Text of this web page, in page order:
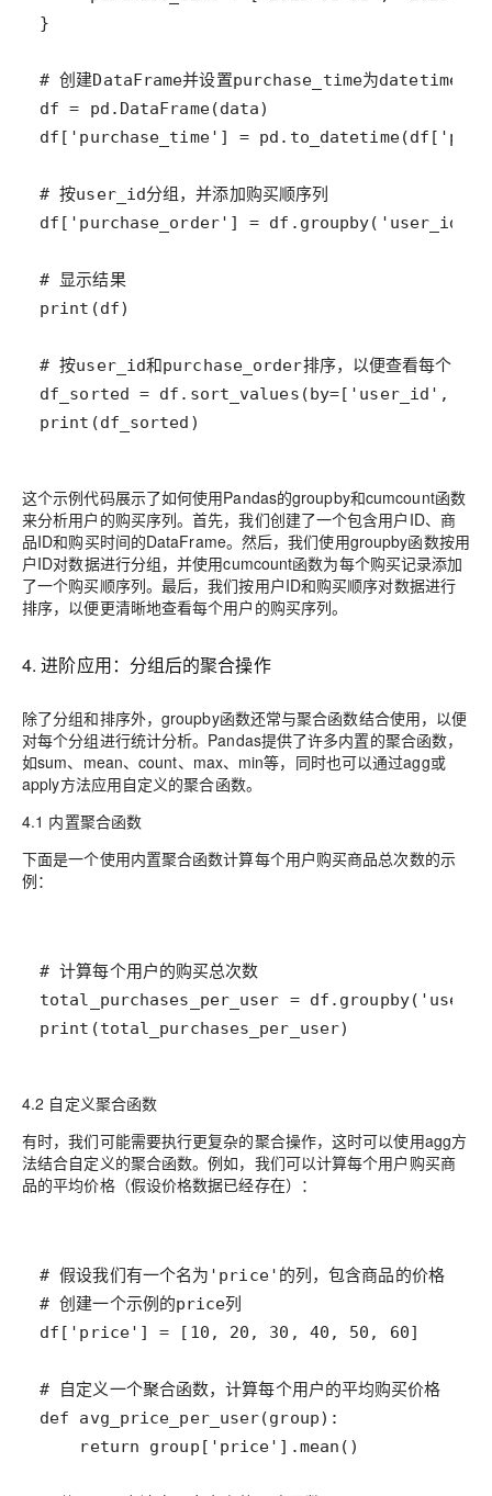
print(df_sorted)
这个示例代码展示了如何使用Pandas的groupby和cumcount函数
来分析用户的购买序列。首先，我们创建了一个包含用户ID、商
品ID和购买时间的DataFrame。然后，我们使用groupby函数按用
户ID对数据进行分组，并使用cumcount函数为每个购买记录添加
了一个购买顺序列。最后，我们按用户ID和购买顺序对数据进行
排序，以便更清晰地查看每个用户的购买序列。
4. 进阶应用：分组后的聚合操作
除了分组和排序外，groupby函数还常与聚合函数结合使用，以便
对每个分组进行统计分析。Pandas提供了许多内置的聚合函数，
如sum、mean、count、max、min等，同时也可以通过agg或
apply方法应用自定义的聚合函数。
4.1 内置聚合函数
下面是一个使用内置聚合函数计算每个用户购买商品总次数的示
例：
print(total_purchases_per_user)
4.2 自定义聚合函数
有时，我们可能需要执行更复杂的聚合操作，这时可以使用agg方
法结合自定义的聚合函数。例如，我们可以计算每个用户购买商
品的平均价格（假设价格数据已经存在）：